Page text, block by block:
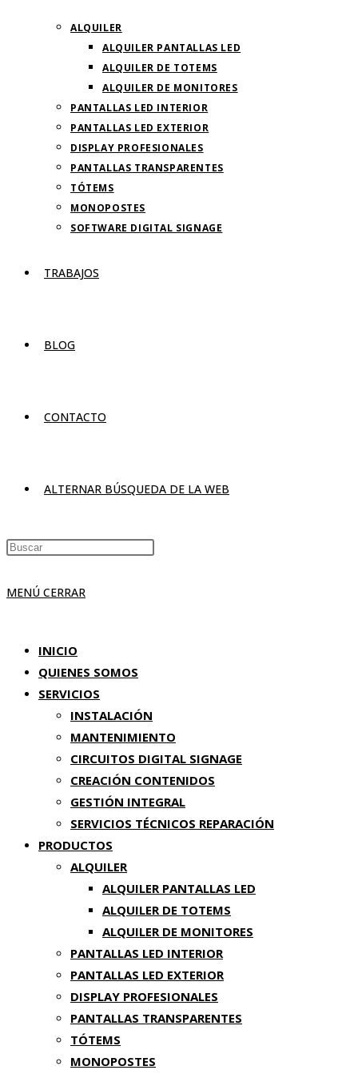
ALQUILER
ALQUILER PANTALLAS LED
ALQUILER DE TOTEMS
ALQUILER DE MONITORES
PANTALLAS LED INTERIOR
PANTALLAS LED EXTERIOR
DISPLAY PROFESIONALES
PANTALLAS TRANSPARENTES
TÓTEMS
MONOPOSTES
SOFTWARE DIGITAL SIGNAGE
TRABAJOS
BLOG
CONTACTO
ALTERNAR BÚSQUEDA DE LA WEB
MENÚ CERRAR
INICIO
QUIENES SOMOS
SERVICIOS
INSTALACIÓN
MANTENIMIENTO
CIRCUITOS DIGITAL SIGNAGE
CREACIÓN CONTENIDOS
GESTIÓN INTEGRAL
SERVICIOS TÉCNICOS REPARACIÓN
PRODUCTOS
ALQUILER
ALQUILER PANTALLAS LED
ALQUILER DE TOTEMS
ALQUILER DE MONITORES
PANTALLAS LED INTERIOR
PANTALLAS LED EXTERIOR
DISPLAY PROFESIONALES
PANTALLAS TRANSPARENTES
TÓTEMS
MONOPOSTES